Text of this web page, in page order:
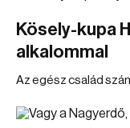
Kösely-kupa
alkalommal
Az egész család